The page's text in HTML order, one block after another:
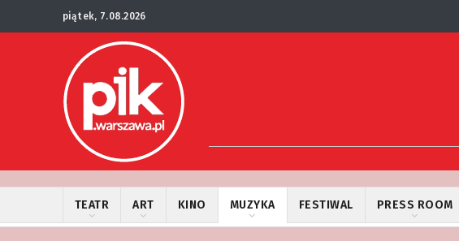
piątek, 7.08.2026
TEATR ART KINO MUZYKA FESTIWAL PRESS ROOM